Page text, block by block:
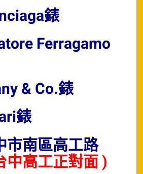
錶
Ferragamo
& Co.錶
錶
市南區高工路
中高工正對面 )